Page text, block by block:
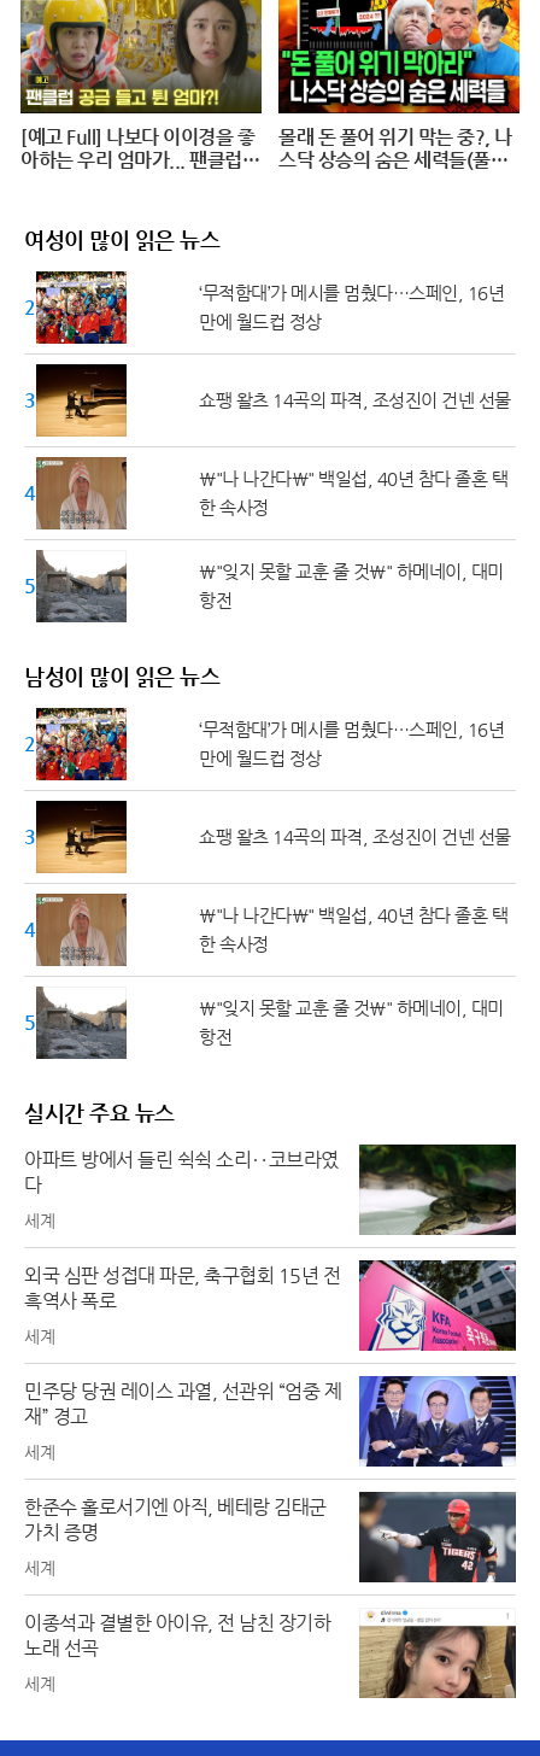
[예고 Full] 나보다 이이경을 좋
아하는 우리 엄마가... 팬클럽
몰래 돈 풀어 위기 막는 중?, 나
스닥 상승의 숨은 세력들(풀버
여성이 많이 읽은 뉴스
20대 ↓
‘무적함대’가 메시를 멈췄다…스페인, 16년
만에 월드컵 정상
30대 쇼팽 왈츠 14곡의 파격, 조성진이 건넨 선물
40대
\"나 나간다\" 백일섭, 40년 참다 졸혼 택
한 속사정
50대 ↑
\"잊지 못할 교훈 줄 것\" 하메네이, 대미
항전
남성이 많이 읽은 뉴스
20대 ↓
‘무적함대’가 메시를 멈췄다…스페인, 16년
만에 월드컵 정상
30대 쇼팽 왈츠 14곡의 파격, 조성진이 건넨 선물
40대
\"나 나간다\" 백일섭, 40년 참다 졸혼 택
한 속사정
50대 ↑
\"잊지 못할 교훈 줄 것\" 하메네이, 대미
항전
실시간 주요 뉴스
아파트 방에서 들린 쉭쉭 소리‥코브라였
다
세계
외국 심판 성접대 파문, 축구협회 15년 전
흑역사 폭로
세계
민주당 당권 레이스 과열, 선관위 “엄중 제
재” 경고
세계
한준수 홀로서기엔 아직, 베테랑 김태군
가치 증명
세계
이종석과 결별한 아이유, 전 남친 장기하
노래 선곡
세계